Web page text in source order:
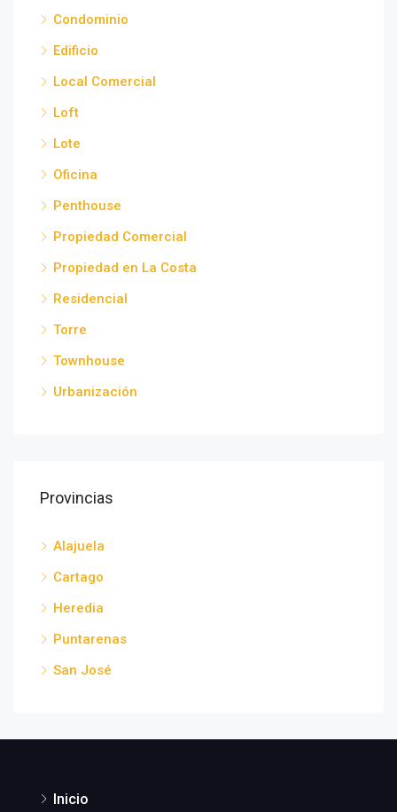
Condominio
Edificio
Local Comercial
Loft
Lote
Oficina
Penthouse
Propiedad Comercial
Propiedad en La Costa
Residencial
Torre
Townhouse
Urbanización
Provincias
Alajuela
Cartago
Heredia
Puntarenas
San José
Inicio